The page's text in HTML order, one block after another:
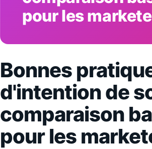
pour les
Bonnes
d'intention de
comparaison
pour les